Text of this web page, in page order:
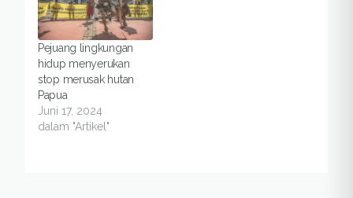
Pejuang lingkungan
hidup menyerukan
stop merusak hutan
Papua
Juni 17, 2024
dalam "Artikel"